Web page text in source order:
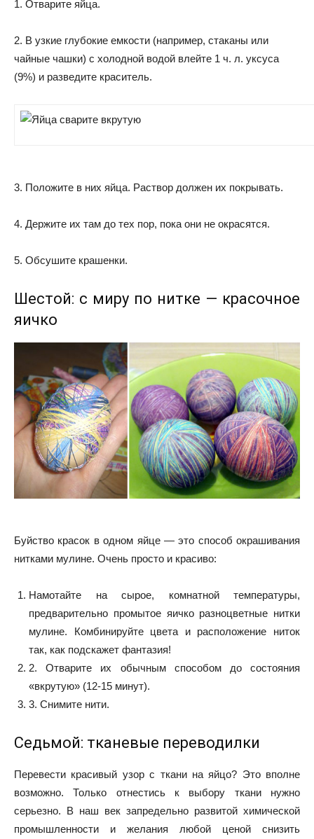
1. Отварите яйца.
2. В узкие глубокие емкости (например, стаканы или
чайные чашки) с холодной водой влейте 1 ч. л. уксуса
(9%) и разведите краситель.
3. Положите в них яйца. Раствор должен их покрывать.
4. Держите их там до тех пор, пока они не окрасятся.
5. Обсушите крашенки.
Шестой: с миру по нитке — красочное
яичко
Буйство красок в одном яйце — это способ окрашивания
нитками мулине. Очень просто и красиво:
Намотайте на сырое, комнатной температуры,
предварительно промытое яичко разноцветные нитки
мулине. Комбинируйте цвета и расположение ниток
так, как подскажет фантазия!
2. Отварите их обычным способом до состояния
«вкрутую» (12-15 минут).
3. Снимите нити.
Седьмой: тканевые переводилки
Перевести красивый узор с ткани на яйцо? Это вполне
возможно. Только отнестись к выбору ткани нужно
серьезно. В наш век запредельно развитой химической
промышленности и желания любой ценой снизить